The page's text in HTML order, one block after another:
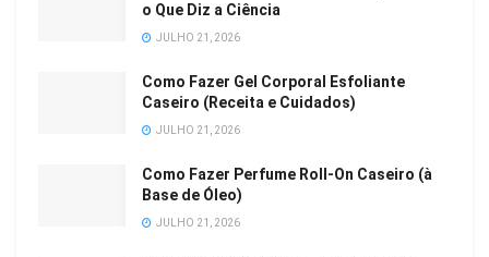
o Que Diz a Ciência
JULHO 21, 2026
Como Fazer Gel Corporal Esfoliante
Caseiro (Receita e Cuidados)
JULHO 21, 2026
Como Fazer Perfume Roll-On Caseiro (à
Base de Óleo)
JULHO 21, 2026